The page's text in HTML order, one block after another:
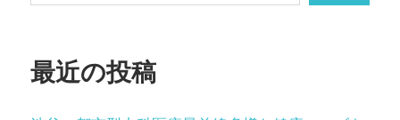
ジ
送
最近の投稿